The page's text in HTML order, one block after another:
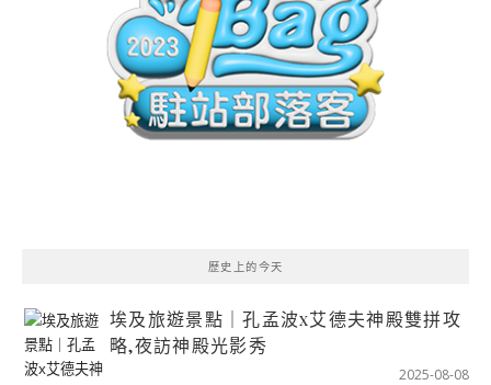
歷史上的今天
埃及旅遊景點｜孔孟波x艾德夫神殿雙拼攻
略,夜訪神殿光影秀
2025-08-08